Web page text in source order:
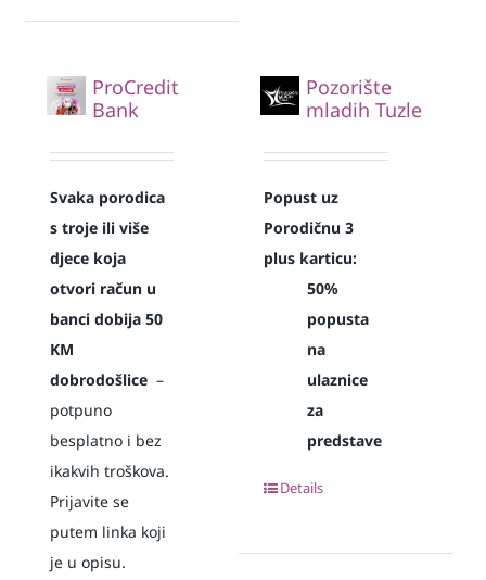
ProCredit
Bank
Svaka porodica
s troje ili više
djece koja
otvori račun u
banci dobija 50
KM
dobrodošlice–
potpuno
besplatno i bez
ikakvih troškova.
Prijavite se
putem linka koji
je u opisu.
Pozorište
mladih Tuzle
Popust uz
Porodičnu 3
plus karticu:
50%
popusta
na
ulaznice
za
predstave
Details